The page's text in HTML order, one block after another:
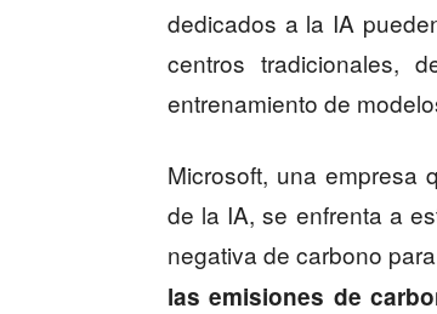
dedicados a la IA
centros tradicionales,
entrenamiento de
Microsoft, una empresa
de la IA, se enfrenta a
negativa de carbono
las emisiones de